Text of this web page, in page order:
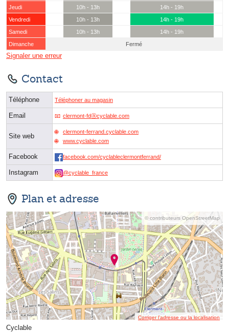
Jeudi
10h - 13h
14h - 19h
Vendredi
10h - 13h
14h - 19h
Samedi
10h - 13h
14h - 19h
Dimanche
Fermé
Signaler une erreur
Contact
Téléphone Téléphoner au magasin
Email clermont-fdⓐcyclable.com
Site web
clermont-ferrand.cyclable.com
www.cyclable.com
Facebook facebook.com/cyclableclermontferrand/
Instagram @cyclable_france
Plan et adresse
© contributeurs OpenStreetMap
Corriger l’adresse ou la localisation
Cyclable